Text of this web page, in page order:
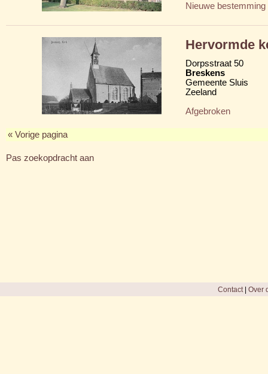
Nieuwe bestemming
Hervormde
Dorpsstraat 50
Breskens
Gemeente Sluis
Zeeland
Afgebroken
« Vorige pagina
Pas zoekopdracht aan
Contact| Over